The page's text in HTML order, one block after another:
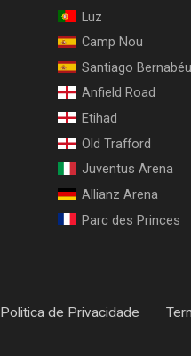
Luz
Camp Nou
Santiago Bernabéu
Anfield Road
Etihad
Old Trafford
Juventus Arena
Allianz Arena
Parc des Princes
Politica de Privacidade